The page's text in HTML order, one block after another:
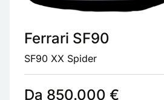
Ferrari SF90
SF90 XX Spider
Da 850.000 €